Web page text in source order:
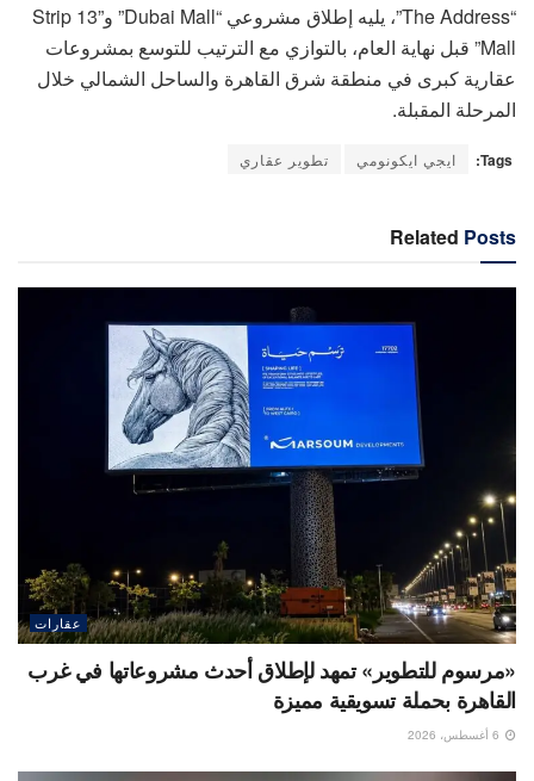
“The Address”، يليه إطلاق مشروعي “Dubai Mall” و”Strip 13
Mall” قبل نهاية العام، بالتوازي مع الترتيب للتوسع بمشروعات
عقارية كبرى في منطقة شرق القاهرة والساحل الشمالي خلال
المرحلة المقبلة.
Tags: ايجي ايكونومي تطوير عقاري
Related Posts
عقارات
«مرسوم للتطوير» تمهد لإطلاق أحدث مشروعاتها في غرب
القاهرة بحملة تسويقية مميزة